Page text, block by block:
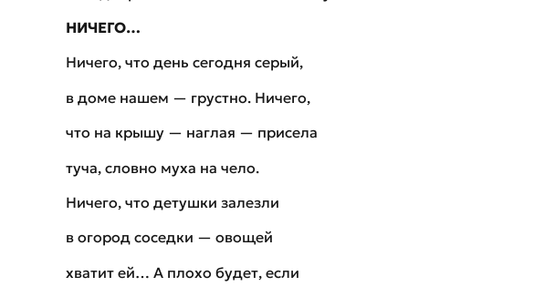
НИЧЕГО…
Ничего, что день сегодня серый,
в доме нашем — грустно. Ничего,
что на крышу — наглая — присела
туча, словно муха на чело.
Ничего, что детушки залезли
в огород соседки — овощей
хватит ей… А плохо будет, если